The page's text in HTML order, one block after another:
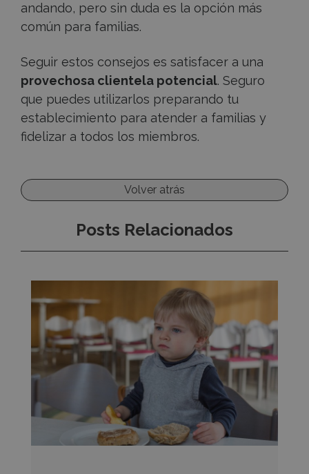
andando, pero sin duda es la opción más
común para familias.
Seguir estos consejos es satisfacer a una
provechosa clientela potencial. Seguro
que puedes utilizarlos preparando tu
establecimiento para atender a familias y
fidelizar a todos los miembros.
Volver atrás
Posts Relacionados
de
cómo
actuar
cuando
hay
niños
en